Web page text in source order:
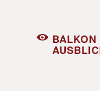
BALKON